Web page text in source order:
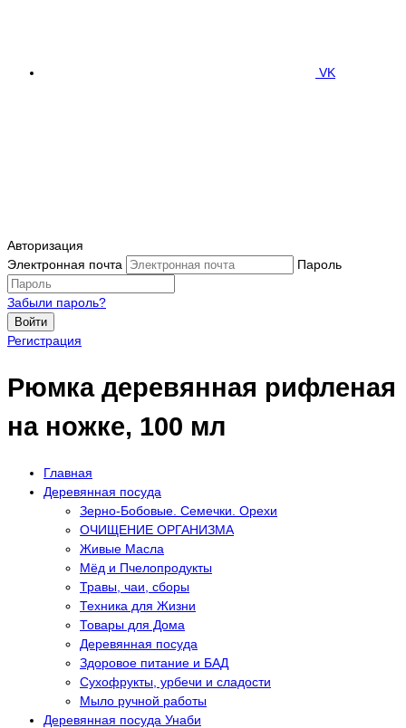
VK
Авторизация
Электронная почта
Пароль
Забыли пароль?
Войти
Регистрация
Рюмка деревянная рифленая
на ножке, 100 мл
Главная
Деревянная посуда
Зерно-Бобовые. Семечки. Орехи
ОЧИЩЕНИЕ ОРГАНИЗМА
Живые Масла
Мёд и Пчелопродукты
Травы, чаи, сборы
Техника для Жизни
Товары для Дома
Деревянная посуда
Здоровое питание и БАД
Сухофрукты, урбечи и сладости
Мыло ручной работы
Деревянная посуда Унаби